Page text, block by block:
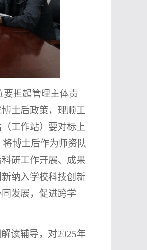
要担起管理主体责
士后政策，理顺工
工作站）要对标上
博士后作为师资队
研工作开展、成果
纳入学校科技创新
发展，促进跨学
读辅导，对2025年